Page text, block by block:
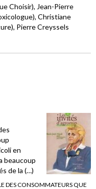
Choisir), Jean-Pierre
Christiane
Pierre Creyssels
en
beaucoup
de la (…)
DES CONSOMMATEURS QUE